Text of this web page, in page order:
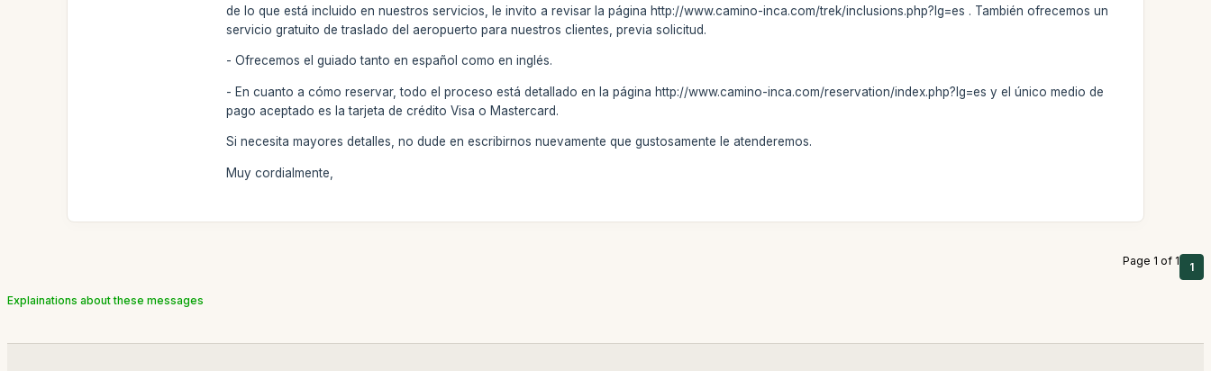
de lo que está incluido en nuestros servicios, le invito a revisar la página http://www.camino-inca.com/trek/inclusions.php?lg=es . También ofrecemos un
servicio gratuito de traslado del aeropuerto para nuestros clientes, previa solicitud.
- Ofrecemos el guiado tanto en español como en inglés.
- En cuanto a cómo reservar, todo el proceso está detallado en la página http://www.camino-inca.com/reservation/index.php?lg=es y el único medio de
pago aceptado es la tarjeta de crédito Visa o Mastercard.
Si necesita mayores detalles, no dude en escribirnos nuevamente que gustosamente le atenderemos.
Muy cordialmente,
Page 1 of 1 1
Explainations about these messages